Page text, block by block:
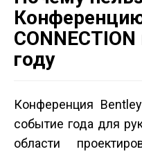
году
Конференция
событие года для
области